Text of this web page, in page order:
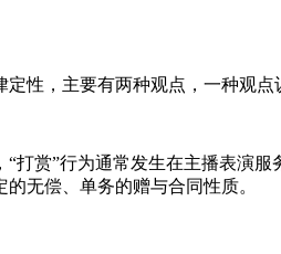
定性，主要有两种观点，一种观
“打赏”行为通常发生在主播表演
无偿、单务的赠与合同性质。